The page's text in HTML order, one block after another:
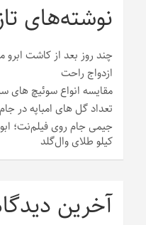
نوشته‌های
چند روز بعد از کاشت
ازدواج راحت
مقایسه انواع سوئیچ های
تعداد گل های امباپه در
جیمی جام روی فیلم‌نت؛
کیلو طلای وال‌گلد
آخرین